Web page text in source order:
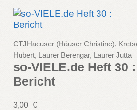
CTJHaeuser (Häuser Christine),
Hubert, Laurer Berengar, Laurer Jutta
so-VIELE.de Heft 30 :
Bericht
3,00 €